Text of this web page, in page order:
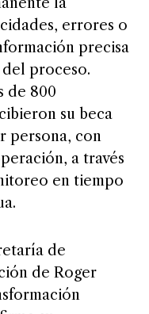
errores o
precisa
del proceso.
de 800
su beca
persona, con
a través
en tiempo
de Roger
su